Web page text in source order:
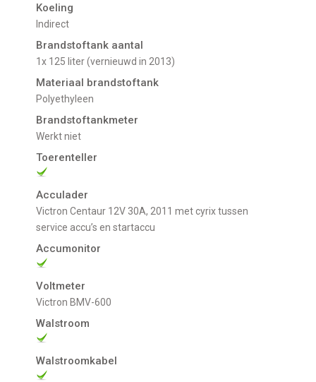
Koeling
indirect
Brandstoftank aantal
1x 125 liter (vernieuwd in 2013)
Materiaal brandstoftank
Polyethyleen
Brandstoftankmeter
Werkt niet
Toerenteller
Acculader
Victron Centaur 12V 30A, 2011 met cyrix tussen
service accu’s en startaccu
Accumonitor
Voltmeter
Victron BMV-600
Walstroom
Walstroomkabel